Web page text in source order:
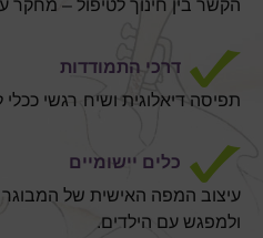
הקשר בין חינוך לטיפול – מחקר
דרכי התמודדות
תפיסה דיאלוגית ושיח רגשי ככלי
כלים יישומיים
עיצוב המפה האישית של המבוגר
ולמפגש עם הילדים.